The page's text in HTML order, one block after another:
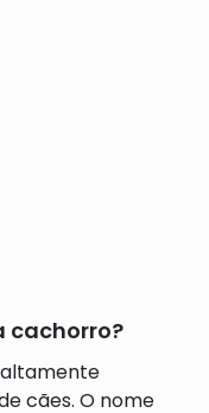
cachorro?
altamente
cães. O nome